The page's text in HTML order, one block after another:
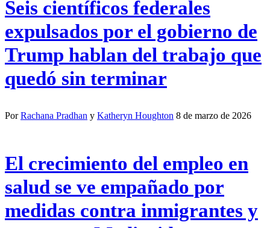
Seis científicos federales
expulsados por el gobierno de
Trump hablan del trabajo que
quedó sin terminar
PorRachana Pradhan y Katheryn Houghton 8 de marzo de 2026
El crecimiento del empleo en
salud se ve empañado por
medidas contra inmigrantes y